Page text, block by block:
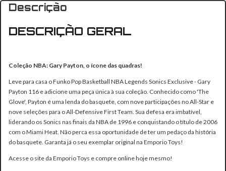
Descrição
DESCRIÇÃO GERAL
Coleção NBA: Gary Payton, o ícone das quadras!
Leve para casa o Funko Pop Basketball NBA Legends Sonics Exclusive - Gary
Payton 116 e adicione uma peça única à sua coleção. Conhecido como 'The
Glove', Payton é uma lenda do basquete, com nove participações no All-Star e
nove seleções para o All-Defensive First Team. Sua defesa era imbatível,
liderando os Sonics nas finais da NBA de 1996 e conquistando o título de 2006
com o Miami Heat. Não perca essa oportunidade de ter um pedaço da história
do basquete. Garanta já o seu exemplar original na Emporio Toys!
Acesse o site da Emporio Toys e compre online hoje mesmo!